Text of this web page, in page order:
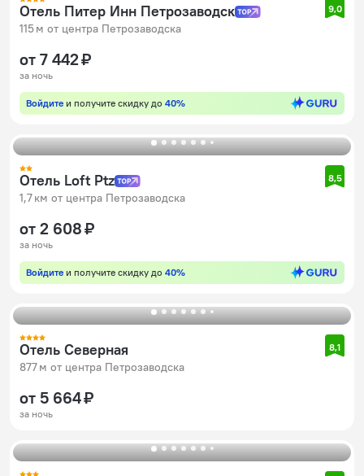
Отель Питер Инн Петрозаводск
115 м от центра Петрозаводска
9,0
от 7 442 ₽
за ночь
Войдите и получите скидку до 40%
Отель Loft Ptz
1,7 км от центра Петрозаводска
8,5
от 2 608 ₽
за ночь
Войдите и получите скидку до 40%
Отель Северная
877 м от центра Петрозаводска
8,1
от 5 664 ₽
за ночь